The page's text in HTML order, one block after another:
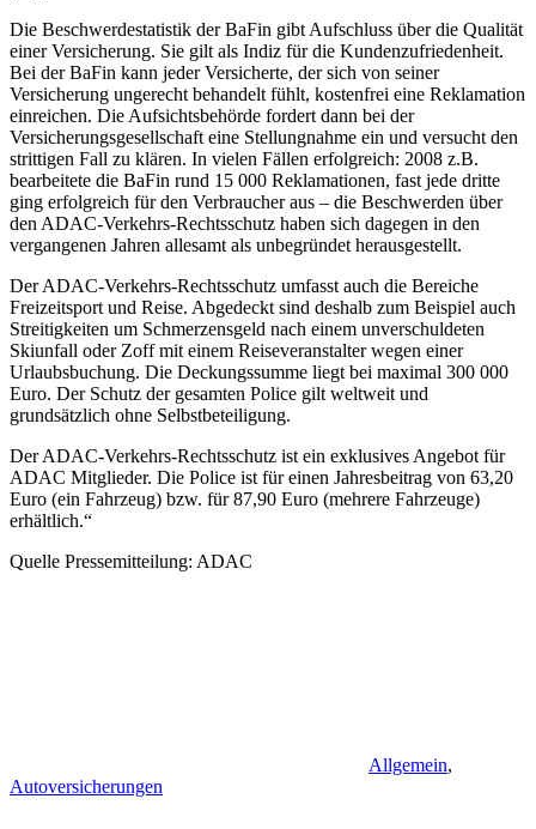
Die Beschwerdestatistik der BaFin gibt Aufschluss über die Qualität
einer Versicherung. Sie gilt als Indiz für die Kundenzufriedenheit.
Bei der BaFin kann jeder Versicherte, der sich von seiner
Versicherung ungerecht behandelt fühlt, kostenfrei eine Reklamation
einreichen. Die Aufsichtsbehörde fordert dann bei der
Versicherungsgesellschaft eine Stellungnahme ein und versucht den
strittigen Fall zu klären. In vielen Fällen erfolgreich: 2008 z.B.
bearbeitete die BaFin rund 15 000 Reklamationen, fast jede dritte
ging erfolgreich für den Verbraucher aus – die Beschwerden über
den ADAC-Verkehrs-Rechtsschutz haben sich dagegen in den
vergangenen Jahren allesamt als unbegründet herausgestellt.
Der ADAC-Verkehrs-Rechtsschutz umfasst auch die Bereiche
Freizeitsport und Reise. Abgedeckt sind deshalb zum Beispiel auch
Streitigkeiten um Schmerzensgeld nach einem unverschuldeten
Skiunfall oder Zoff mit einem Reiseveranstalter wegen einer
Urlaubsbuchung. Die Deckungssumme liegt bei maximal 300 000
Euro. Der Schutz der gesamten Police gilt weltweit und
grundsätzlich ohne Selbstbeteiligung.
Der ADAC-Verkehrs-Rechtsschutz ist ein exklusives Angebot für
ADAC Mitglieder. Die Police ist für einen Jahresbeitrag von 63,20
Euro (ein Fahrzeug) bzw. für 87,90 Euro (mehrere Fahrzeuge)
erhältlich.“
Quelle Pressemitteilung: ADAC
Allgemein,
Autoversicherungen